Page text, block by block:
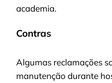
academia.
Contras
Algumas reclamações
manutenção durante